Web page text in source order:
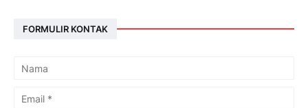
FORMULIR KONTAK